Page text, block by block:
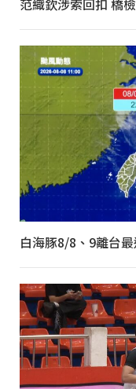
范織欽涉索回扣 橋
白海豚8/8、9離台